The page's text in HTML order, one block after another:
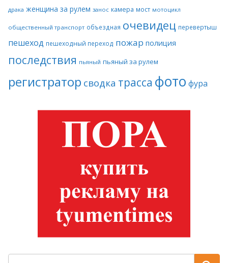
драка женщина за рулем занос камера мост мотоцикл
общественный транспорт объездная очевидец перевертыш
пешеход пешеходный переход пожар полиция
последствия пьяный пьяный за рулем
регистратор сводка трасса фото фура